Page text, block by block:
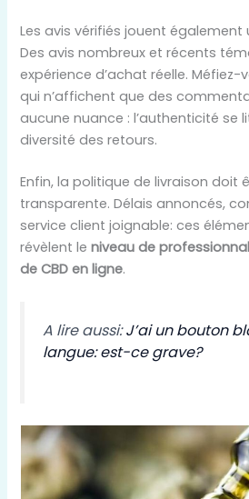
Les avis vérifiés jouent
Des avis nombreux et récents
expérience d’achat réelle.
qui n’affichent que des
aucune nuance : l’authenticité se
diversité des retours.
Enfin, la politique de livraison doit
transparente. Délais annoncés,
service client joignable: ces
révèlent leniveau de
de CBD en ligne.
A lire aussi:J’ai un bouton
langue: est-ce grave?